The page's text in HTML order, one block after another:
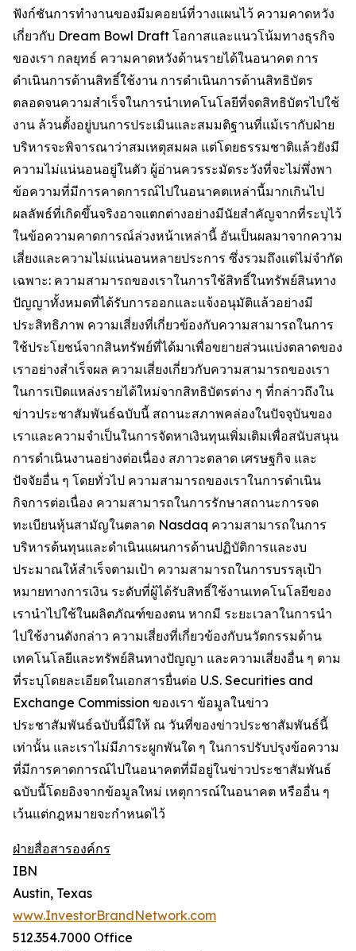
ฟังก์ชันการทำงานของมีมคอยน์ที่วางแผนไว้ ความคาดหวัง
เกี่ยวกับ Dream Bowl Draft โอกาสและแนวโน้มทางธุรกิจ
ของเรา กลยุทธ์ ความคาดหวังด้านรายได้ในอนาคต การ
ดำเนินการด้านสิทธิ์ใช้งาน การดำเนินการด้านสิทธิบัตร
ตลอดจนความสำเร็จในการนำเทคโนโลยีที่จดสิทธิบัตรไปใช้
งาน ล้วนตั้งอยู่บนการประเมินและสมมติฐานที่แม้เรากับฝ่าย
บริหารจะพิจารณาว่าสมเหตุสมผล แต่โดยธรรมชาติแล้วยังมี
ความไม่แน่นอนอยู่ในตัว ผู้อ่านควรระมัดระวังที่จะไม่พึ่งพา
ข้อความที่มีการคาดการณ์ไปในอนาคตเหล่านี้มากเกินไป
ผลลัพธ์ที่เกิดขึ้นจริงอาจแตกต่างอย่างมีนัยสำคัญจากที่ระบุไว้
ในข้อความคาดการณ์ล่วงหน้าเหล่านี้ อันเป็นผลมาจากความ
เสี่ยงและความไม่แน่นอนหลายประการ ซึ่งรวมถึงแต่ไม่จำกัด
เฉพาะ: ความสามารถของเราในการใช้สิทธิ์ในทรัพย์สินทาง
ปัญญาทั้งหมดที่ได้รับการออกและแจ้งอนุมัติแล้วอย่างมี
ประสิทธิภาพ ความเสี่ยงที่เกี่ยวข้องกับความสามารถในการ
ใช้ประโยชน์จากสินทรัพย์ที่ได้มาเพื่อขยายส่วนแบ่งตลาดของ
เราอย่างสำเร็จผล ความเสี่ยงเกี่ยวกับความสามารถของเรา
ในการเปิดแหล่งรายได้ใหม่จากสิทธิบัตรต่าง ๆ ที่กล่าวถึงใน
ข่าวประชาสัมพันธ์ฉบับนี้ สถานะสภาพคล่องในปัจจุบันของ
เราและความจำเป็นในการจัดหาเงินทุนเพิ่มเติมเพื่อสนับสนุน
การดำเนินงานอย่างต่อเนื่อง สภาวะตลาด เศรษฐกิจ และ
ปัจจัยอื่น ๆ โดยทั่วไป ความสามารถของเราในการดำเนิน
กิจการต่อเนื่อง ความสามารถในการรักษาสถานะการจด
ทะเบียนหุ้นสามัญในตลาด Nasdaq ความสามารถในการ
บริหารต้นทุนและดำเนินแผนการด้านปฏิบัติการและงบ
ประมาณให้สำเร็จตามเป้า ความสามารถในการบรรลุเป้า
หมายทางการเงิน ระดับที่ผู้ได้รับสิทธิ์ใช้งานเทคโนโลยีของ
เรานำไปใช้ในผลิตภัณฑ์ของตน หากมี ระยะเวลาในการนำ
ไปใช้งานดังกล่าว ความเสี่ยงที่เกี่ยวข้องกับนวัตกรรมด้าน
เทคโนโลยีและทรัพย์สินทางปัญญา และความเสี่ยงอื่น ๆ ตาม
ที่ระบุโดยละเอียดในเอกสารยื่นต่อ U.S. Securities and
Exchange Commission ของเรา ข้อมูลในข่าว
ประชาสัมพันธ์ฉบับนี้มีให้ ณ วันที่ของข่าวประชาสัมพันธ์นี้
เท่านั้น และเราไม่มีภาระผูกพันใด ๆ ในการปรับปรุงข้อความ
ที่มีการคาดการณ์ไปในอนาคตที่มีอยู่ในข่าวประชาสัมพันธ์
ฉบับนี้โดยอิงจากข้อมูลใหม่ เหตุการณ์ในอนาคต หรืออื่น ๆ
เว้นแต่กฎหมายจะกำหนดไว้
ฝ่ายสื่อสารองค์กร
IBN
Austin, Texas
www.InvestorBrandNetwork.com
512.354.7000 Office